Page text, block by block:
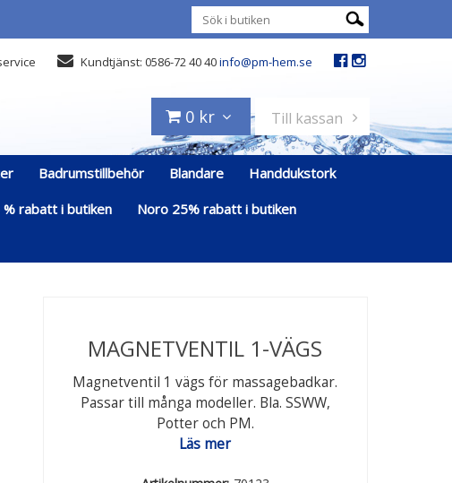
Kundtjänst: 0586-72 40 40info@pm-hem.se
0 kr Till kassan
Badrumstillbehör Blandare
Handdukstork
% rabatt i butiken
Noro 25% rabatt i butiken
MAGNETVENTIL 1-VÄGS
Magnetventil 1 vägs för massagebadkar.
Passar till många modeller. Bla. SSWW,
Potter och PM.
Läs mer